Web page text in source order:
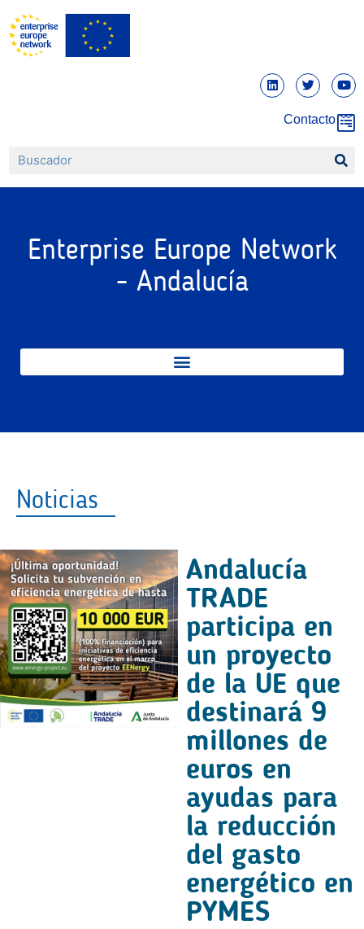
Contacto
Enterprise Europe Network
- Andalucía
Noticias
Andalucía
TRADE
participa en
un proyecto
de la UE que
destinará 9
millones de
euros en
ayudas para
la reducción
del gasto
energético en
PYMES